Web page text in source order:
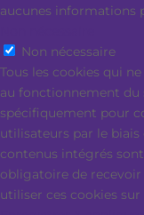
aucunes informations
Non nécessaire
Tous les cookies qui
au fonctionnement du
spécifiquement pour
utilisateurs par le biais
contenus intégrés
obligatoire de
utiliser ces cookies